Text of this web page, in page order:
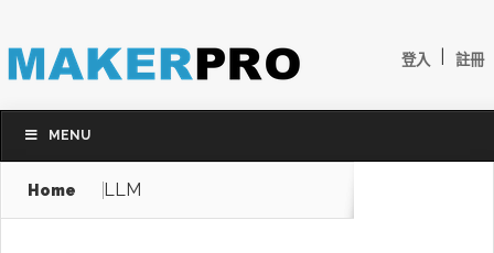
登入 註冊
MENU
Home LLM